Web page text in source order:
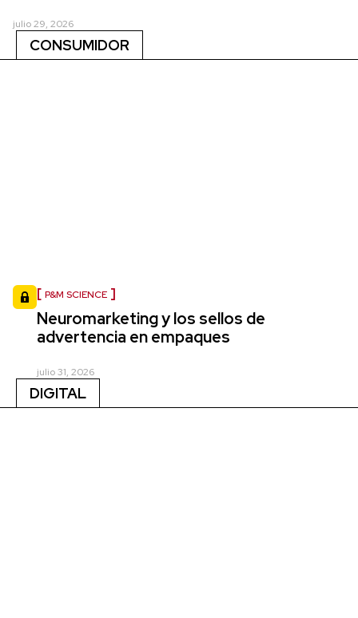
julio 29, 2026
CONSUMIDOR
P&M SCIENCE
Neuromarketing y los sellos de
advertencia en empaques
julio 31, 2026
DIGITAL